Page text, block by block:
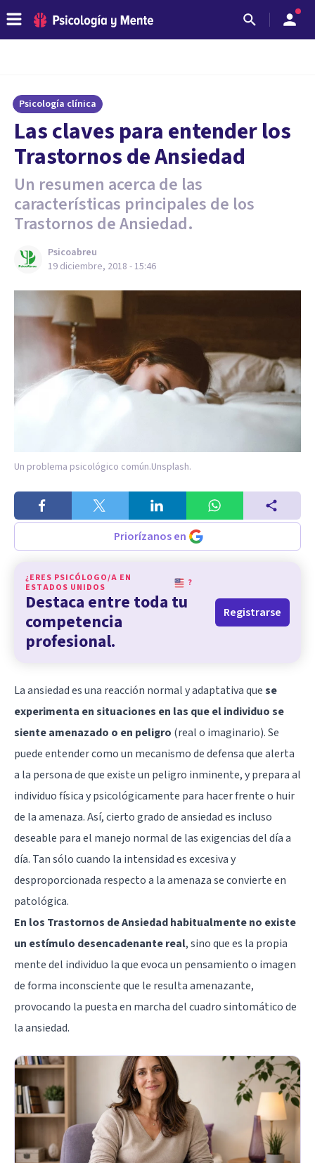
Psicología clínica
Las claves para entender los
Trastornos de Ansiedad
Un resumen acerca de las
características principales de los
Trastornos de Ansiedad.
Psicoabreu
19 diciembre, 2018 - 15:46
Un problema psicológico común.Unsplash.
Priorízanos en
¿ERES PSICÓLOGO/A EN
ESTADOS UNIDOS
?
Destaca entre toda tu
competencia
profesional.
Registrarse
La ansiedad es una reacción normal y adaptativa quese
experimenta en situaciones en las que el individuo se
siente amenazado o en peligro (real o imaginario). Se
puede entender como un mecanismo de defensa que alerta
a la persona de que existe un peligro inminente, y prepara al
individuo física y psicológicamente para hacer frente o huir
de la amenaza. Así, cierto grado de ansiedad es incluso
deseable para el manejo normal de las exigencias del día a
día. Tan sólo cuando la intensidad es excesiva y
desproporcionada respecto a la amenaza se convierte en
patológica.
En los Trastornos de Ansiedad habitualmente no existe
un estímulo desencadenante real, sino que es la propia
mente del individuo la que evoca un pensamiento o imagen
de forma inconsciente que le resulta amenazante,
provocando la puesta en marcha del cuadro sintomático de
la ansiedad.